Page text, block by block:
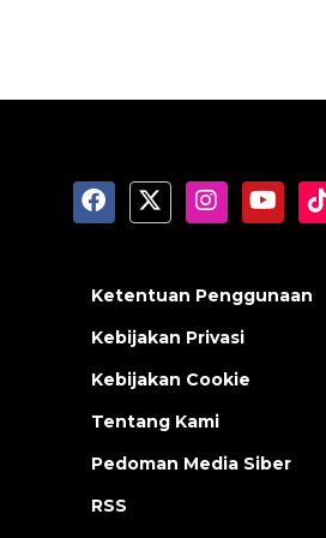
Ketentuan Penggunaan
Kebijakan Privasi
Kebijakan Cookie
Tentang Kami
Pedoman Media Siber
RSS